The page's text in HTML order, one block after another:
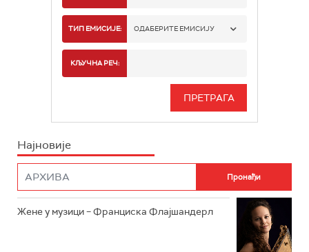
РАДИО БЕОГРАД 1
РАДИО БЕОГРАД 3
РАДИО РОКЕНРОЛЕР
ТИП ЕМИСИЈЕ: ОДАБЕРИТЕ ЕМИСИЈУ
ИНФО
КЉУЧНА РЕЧ:
Најновије
Жене у музици – Франциска Флајшандерл